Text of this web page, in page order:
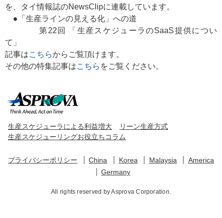
を、タイ情報誌のNewsClipに連載しています。
●「生産ラインの見える化」への道
第22回 「生産スケジューラのSaaS提供につい
て」
記事はこちらからご覧頂けます。
その他の特集記事はこちら をご覧ください。
生産スケジューラによる利益増大
リーン生産方式
生産スケジューリングお役立ちコラム
プライバシーポリシー China Korea Malaysia
America
Germany
All rights reserved by Asprova Corporation.